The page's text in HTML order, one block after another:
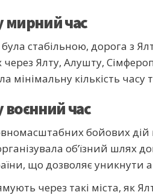
мирний час
стабільною, дорога з
Ялту, Алушту,
мінімальну кількість
час
бойових дій
об’їзний шлях
що дозволяє уникнути
через такі міста, як